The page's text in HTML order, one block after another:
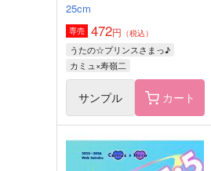
25cm
専売 472円 （税込）
うたの☆プリンスさまっ♪
カミュ×寿嶺二
サンプル カート